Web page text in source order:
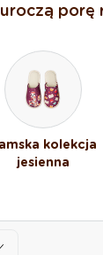
porę
kolekcja
jesienna